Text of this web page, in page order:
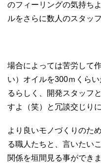
のフィーリングの気持ち
ルをさらに数人のスタッ
場合によっては苦労して
い）オイルを300ｍくら
るらしく、開発スタッフ
すよ（笑）と冗談交じり
より良いモノづくりのた
る職人たちと、言いたい
関係を垣間見る事ができま